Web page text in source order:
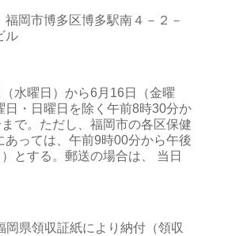
岡市博多区博多駅南４－２－
ビル
水曜日）から6月16日（金曜
日・日曜日を除く午前8時30分か
で。ただし、福岡市の各区保健
あっては、午前9時00分から午後
とする。郵送の場合は、 当日
県領収証紙により納付（領収